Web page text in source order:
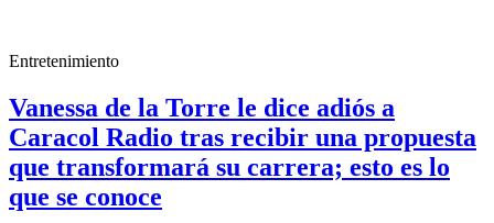
Entretenimiento
Vanessa de la Torre le dice adiós a
Caracol Radio tras recibir una propuesta
que transformará su carrera; esto es lo
que se conoce